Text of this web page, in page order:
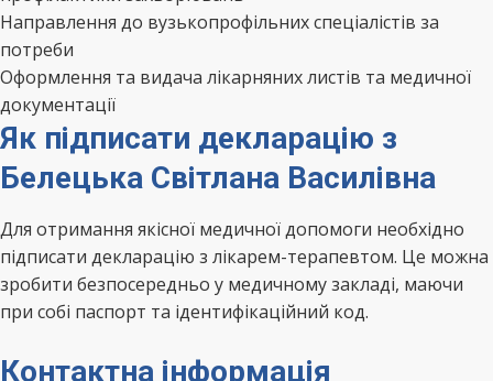
Направлення до вузькопрофільних спеціалістів за
потреби
Оформлення та видача лікарняних листів та медичної
документації
Як підписати декларацію з
Белецька Світлана Василівна
Для отримання якісної медичної допомоги необхідно
підписати декларацію з лікарем-терапевтом. Це можна
зробити безпосередньо у медичному закладі, маючи
при собі паспорт та ідентифікаційний код.
Контактна інформація